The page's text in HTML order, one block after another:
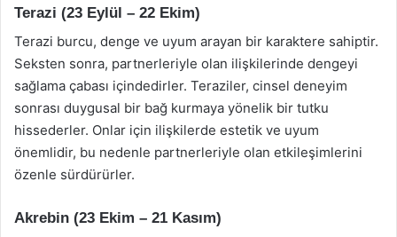
Terazi (23 Eylül – 22 Ekim)
Terazi burcu, denge ve uyum arayan bir karaktere sahiptir.
Seksten sonra, partnerleriyle olan ilişkilerinde dengeyi
sağlama çabası içindedirler. Teraziler, cinsel deneyim
sonrası duygusal bir bağ kurmaya yönelik bir tutku
hissederler. Onlar için ilişkilerde estetik ve uyum
önemlidir, bu nedenle partnerleriyle olan etkileşimlerini
özenle sürdürürler.
Akrebin (23 Ekim – 21 Kasım)